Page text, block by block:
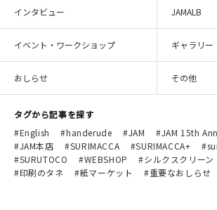
インタビュー JAMALB
イベント・ワークショップ ギャラリー
おしらせ その他
タグから記事を探す
English
handerude JAM
JAM 15th
JAM本店
SURIMACCA SURIMACCA+
SURUTOCO
WEBSHOP シルクスクリーン
印刷のタネ
紙マーケット 重要なおしらせ